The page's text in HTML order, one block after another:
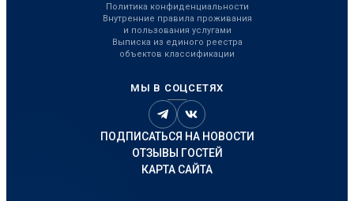
Политика конфиденциальности
Внутренние правила проживания
и пользования услугами
Выписка из единого реестра
объектов классификации
МЫ В СОЦСЕТЯХ
ПОДПИСАТЬСЯ НА НОВОСТИ
ОТЗЫВЫ ГОСТЕЙ
КАРТА САЙТА